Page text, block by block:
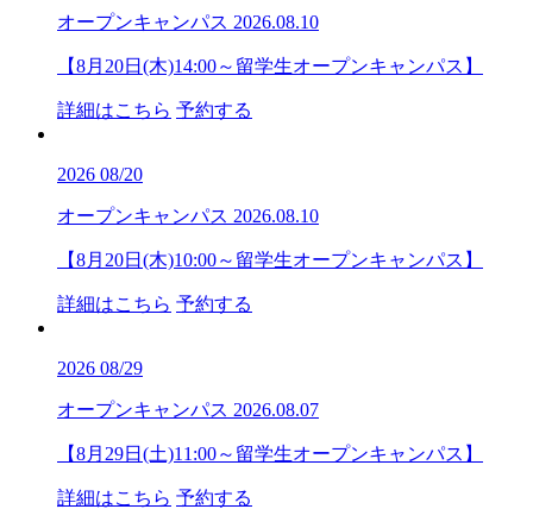
オープンキャンパス 2026.08.10
【8月20日(木)14:00～留学生オープンキャンパス】
詳細はこちら 予約する
2026 08/20
オープンキャンパス 2026.08.10
【8月20日(木)10:00～留学生オープンキャンパス】
詳細はこちら 予約する
2026 08/29
オープンキャンパス 2026.08.07
【8月29日(土)11:00～留学生オープンキャンパス】
詳細はこちら 予約する